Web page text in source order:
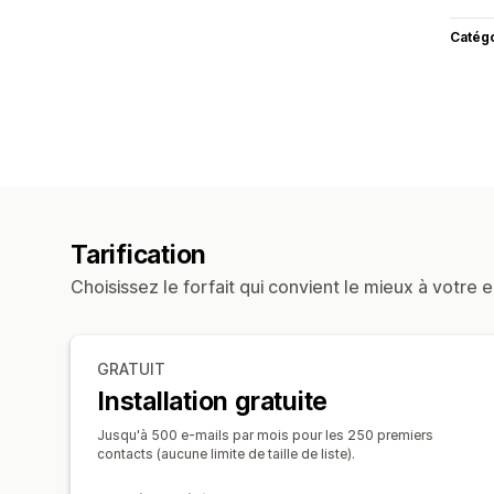
Tarification
Choisissez le forfait qui convient le mieux à votre
GRATUIT
Installation gratuite
Jusqu'à 500 e-mails par mois pour les 250 premiers
contacts (aucune limite de taille de liste).